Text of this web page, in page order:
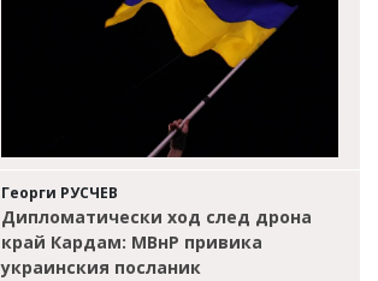
Георги РУСЧЕВ
Дипломатически ход след дрона
край Кардам: МВнР привика
украинския посланик